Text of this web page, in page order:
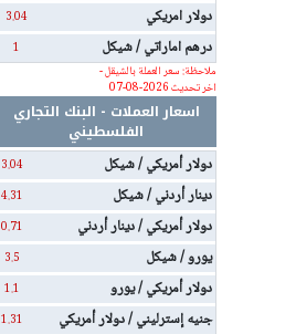
دولار امريكي 3.04
درهم اماراتي / شيكل
1
ملاحظة: سعر العملة بالشيقل -
اخر تحديث 2026-08-07
اسعار العملات - البنك التجاري
الفلسطيني
دولار أمريكي / شيكل
3.04
دينار أردني / شيكل 4.31
دولار أمريكي / دينار أردني 0.71
يورو / شيكل 3.5
دولار أمريكي / يورو 1.1
جنيه إسترليني / دولار أمريكي 1.31